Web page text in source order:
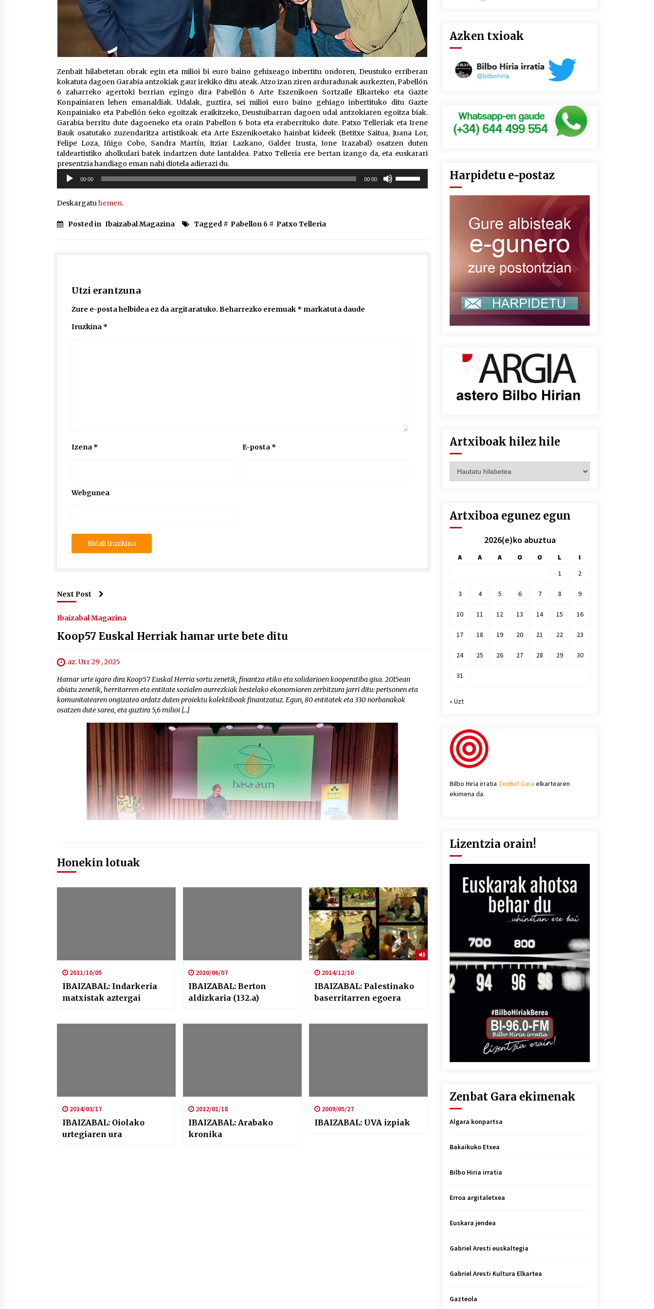
Zenbait hilabetetan obrak egin eta milioi bi euro baino gehixeago inbertitu ondoren, Deustuko erriberan
kokatuta dagoen Garabia antzokiak gaur irekiko ditu ateak. Atzo izan ziren arduradunak aurkezten, Pabellón
6 zaharreko agertoki berrian egingo dira Pabellón 6 Arte Eszenikoen Sortzaile Elkarteko eta Gazte
Konpainiaren lehen emanaldiak. Udalak, guztira, sei milioi euro baino gehiago inbertituko ditu Gazte
Konpainiako eta Pabellón 6eko egoitzak eraikitzeko, Deustuibarran dagoen udal antzokiaren egoitza biak.
Garabia berritu dute dagoeneko eta orain Pabellon 6 bota eta eraberrituko dute. Patxo Telleriak eta Irene
Bauk osatutako zuzendaritza artistikoak eta Arte Eszenikoetako hainbat kideek (Betitxe Saitua, Juana Lor,
Felipe Loza, Iñigo Cobo, Sandra Martín, Itziar Lazkano, Galder Irusta, Ione Irazabal) osatzen duten
taldeartistiko aholkulari batek indartzen dute lantaldea. Patxo Telleria ere bertan izango da, eta euskarari
presentzia handiago eman nahi diotela adierazi du.
Soinu
erreproduzigailua
00:00 00:00
Deskargatuhemen.
Posted in Ibaizabal Magazina Tagged # Pabellon 6 # Patxo Telleria
Utzi erantzuna
Zure e-posta helbidea ez da argitaratuko. Beharrezko eremuak * markatuta daude
Iruzkina *
Izena * E-posta *
Webgunea
Next Post
Ibaizabal Magazina
Koop57 Euskal Herriak hamar urte bete ditu
az. Urr 29 , 2025
Hamar urte igaro dira Koop57 Euskal Herria sortu zenetik, finantza etiko eta solidarioen kooperatiba gisa. 2015ean
abiatu zenetik, herritarren eta entitate sozialen aurrezkiak bestelako ekonomiaren zerbitzura jarri ditu: pertsonen eta
komunitatearen ongizatea ardatz duten proiektu kolektiboak finantzatuz. Egun, 80 entitatek eta 330 norbanakok
osatzen dute sarea, eta guztira 5,6 milioi […]
Honekin lotuak
2011/10/05
IBAIZABAL: Indarkeria
matxistak aztergai
2010/06/07
IBAIZABAL: Berton
aldizkaria (132.a)
2014/12/10
IBAIZABAL: Palestinako
baserritarren egoera
2014/03/17
IBAIZABAL: Oiolako
urtegiaren ura
2012/01/18
IBAIZABAL: Arabako
kronika
2009/05/27
IBAIZABAL: UVA izpiak
Azken txioak
Harpidetu e-postaz
Artxiboak hilez hile
hilez
Artxiboa egunez egun
2026(e)ko abuztua
A A A O O L
I
1
2
3 4 5 6 7 8 9
10 11 12 13 14 15 16
17 18 19 20 21 22 23
24 25 26 27 28 29 30
31
« Uzt
Bilbo Hiria irratia Zenbat Gara elkartearen
ekimena da.
Lizentzia orain!
Zenbat Gara ekimenak
Algara konpartsa
Bakaikuko Etxea
Bilbo Hiria irratia
Erroa argitaletxea
Euskara jendea
Gabriel Aresti euskaltegia
Gabriel Aresti Kultura Elkartea
Gazteola